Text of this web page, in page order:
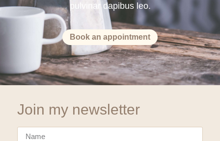
pulvinar dapibus leo.
Book an appointment
Join my newsletter